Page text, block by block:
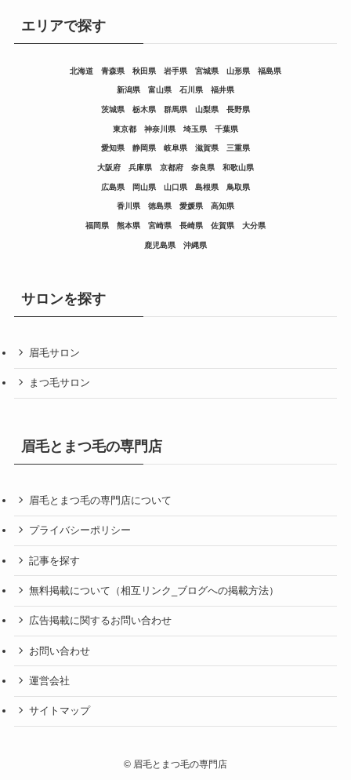
エリアで探す
北海道 青森県 秋田県 岩手県 宮城県 山形県 福島県
新潟県 富山県 石川県 福井県
茨城県 栃木県 群馬県 山梨県 長野県
東京都 神奈川県 埼玉県 千葉県
愛知県 静岡県 岐阜県 滋賀県 三重県
大阪府 兵庫県 京都府 奈良県 和歌山県
広島県 岡山県 山口県 島根県 鳥取県
香川県 徳島県 愛媛県 高知県
福岡県 熊本県 宮崎県 長崎県 佐賀県 大分県
鹿児島県 沖縄県
サロンを探す
眉毛サロン
まつ毛サロン
眉毛とまつ毛の専門店
眉毛とまつ毛の専門店について
プライバシーポリシー
記事を探す
無料掲載について（相互リンク_ブログへの掲載方法）
広告掲載に関するお問い合わせ
お問い合わせ
運営会社
サイトマップ
© 眉毛とまつ毛の専門店